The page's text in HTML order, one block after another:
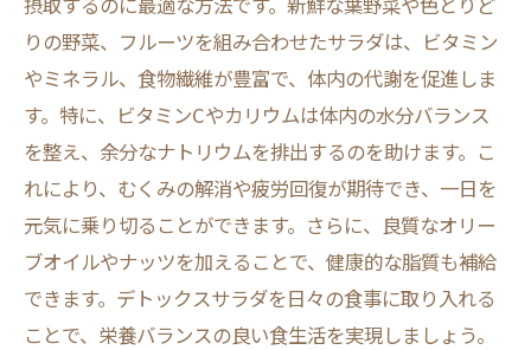
ーション効果
忙しいあなたにぴったり！手軽に取り入れるデ
トックス
忙しくても続けられるデトックスサラダの
工夫
時間がないときのための簡単デトックスサ
ラダ
忙しい日常に最適なデトックスサラダの取
り入れ方
りの野菜、フルーツを組み合わせたサラダは、ビタミン
やミネラル、食物繊維が豊富で、体内の代謝を促進しま
す。特に、ビタミンCやカリウムは体内の水分バランス
を整え、余分なナトリウムを排出するのを助けます。こ
れにより、むくみの解消や疲労回復が期待でき、一日を
元気に乗り切ることができます。さらに、良質なオリー
ブオイルやナッツを加えることで、健康的な脂質も補給
できます。デトックスサラダを日々の食事に取り入れる
ことで、栄養バランスの良い食生活を実現しましょう。